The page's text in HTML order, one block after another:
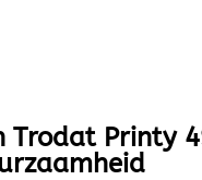
Trodat Printy